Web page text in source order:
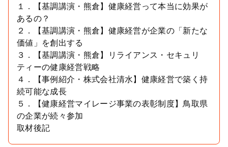
１．【基調講演・熊倉】健康経営って本当に効果が
あるの？
２．【基調講演・熊倉】健康経営が企業の「新たな
価値」を創出する
３．【基調講演・熊倉】リライアンス・セキュリ
ティーの健康経営戦略
４．【事例紹介・株式会社清水】健康経営で築く持
続可能な成長
５．【健康経営マイレージ事業の表彰制度】鳥取県
の企業が続々参加
取材後記